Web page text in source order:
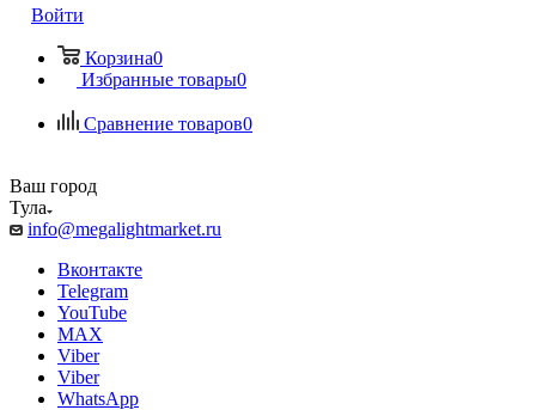
Войти
Корзина0
Избранные товары0
Сравнение товаров0
Ваш город
Тула
info@megalightmarket.ru
Вконтакте
Telegram
YouTube
MAX
Viber
Viber
WhatsApp